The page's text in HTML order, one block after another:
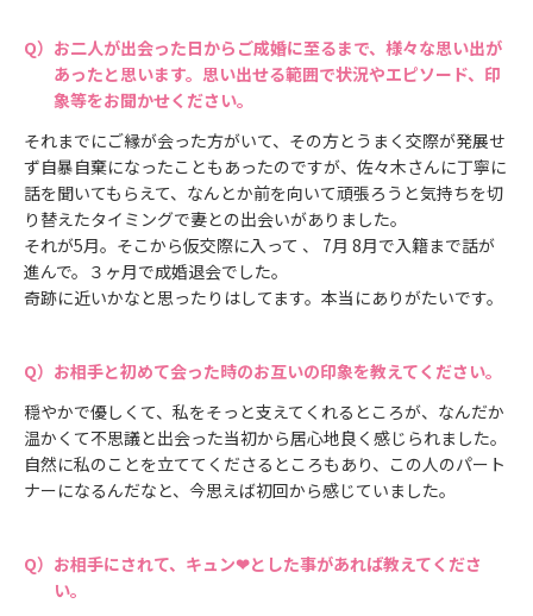
お二人が出会った日からご成婚に至るまで、様々な思い出が
あったと思います。思い出せる範囲で状況やエピソード、印
象等をお聞かせください。
それまでにご縁が会った方がいて、その方とうまく交際が発展せ
ず自暴自棄になったこともあったのですが、佐々木さんに丁寧に
話を聞いてもらえて、なんとか前を向いて頑張ろうと気持ちを切
り替えたタイミングで妻との出会いがありました。
それが5月。そこから仮交際に入って 、 7月 8月で入籍まで話が
進んで。３ヶ月で成婚退会でした。
奇跡に近いかなと思ったりはしてます。本当にありがたいです。
お相手と初めて会った時のお互いの印象を教えてください。
穏やかで優しくて、私をそっと支えてくれるところが、なんだか
温かくて不思議と出会った当初から居心地良く感じられました。
自然に私のことを立ててくださるところもあり、この人のパート
ナーになるんだなと、今思えば初回から感じていました。
お相手にされて、キュン❤とした事があれば教えてくださ
い。